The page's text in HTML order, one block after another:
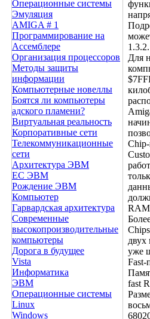
Операционные системы
Эмуляция
AMIGA # 1
Программирование на
Ассемблере
Организация процессоров
Методы защиты
информации
Компьютерные новеллы
Боятся ли компьютеры
адского пламени?
Виртуальная реальность
Корпоративные сети
Телекоммуникационные
сети
Архитектура ЭВМ
ЕС ЭВМ
Рождение ЭВМ
Компьютер
Гарвардская архитектура
Современные
высокопроизводительные
компьютеры
Дорога в будущее
Vista
Инфоpматика
ЭВМ
Операционные системы
Linux
Windows
Для
двух
уже
Fast-
fast